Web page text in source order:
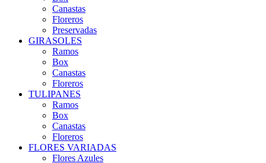
Canastas
Floreros
Preservadas
GIRASOLES
Ramos
Box
Canastas
Floreros
TULIPANES
Ramos
Box
Canastas
Floreros
FLORES VARIADAS
Flores Azules